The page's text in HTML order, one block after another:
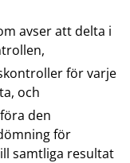
avser att delta i
för varje
och
den
för
samtliga resultat